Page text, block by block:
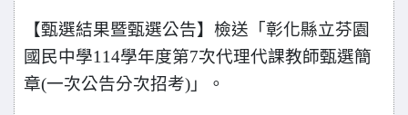
【甄選結果暨甄選公告】檢送「彰化縣立芬園
國民中學114學年度第7次代理代課教師甄選簡
章(一次公告分次招考)」。